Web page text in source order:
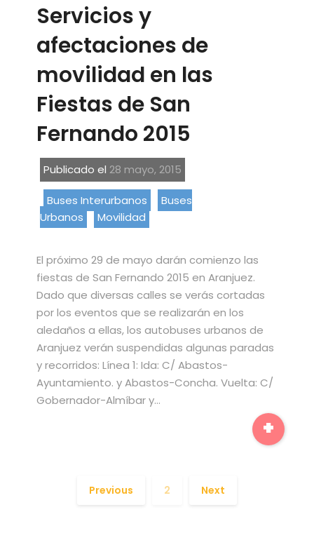
Servicios y
afectaciones de
movilidad en las
Fiestas de San
Fernando 2015
Publicado el 28 mayo, 2015
Buses Interurbanos
Buses
Urbanos
Movilidad
El próximo 29 de mayo darán comienzo las
fiestas de San Fernando 2015 en Aranjuez.
Dado que diversas calles se verás cortadas
por los eventos que se realizarán en los
aledaños a ellas, los autobuses urbanos de
Aranjuez verán suspendidas algunas paradas
y recorridos: Línea 1: Ida: C/ Abastos-
Ayuntamiento. y Abastos-Concha. Vuelta: C/
Gobernador-Almíbar y…
+
Previous 2 Next